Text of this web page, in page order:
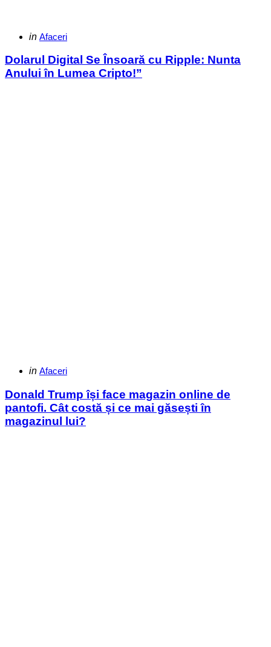
Categories
Posted
in Afaceri
Dolarul Digital Se Însoară cu Ripple: Nunta
Anului în Lumea Cripto!”
Categories
Posted
in Afaceri
Donald Trump își face magazin online de
pantofi. Cât costă și ce mai găsești în
magazinul lui?